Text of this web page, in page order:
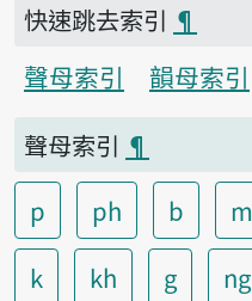
快速跳去索引 ¶
聲母索引
韻母索引
聲母索引 ¶
p
ph b m
k
kh g ng